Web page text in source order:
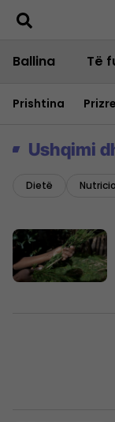
Ballina Të
Prishtina
Ushqimi
Dietë